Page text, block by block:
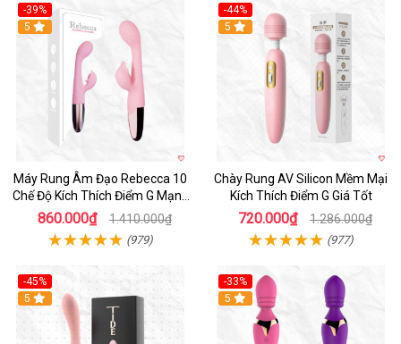
-39%
Hot
5
Máy Rung Âm Đạo Rebecca 10
Chế Độ Kích Thích Điểm G Mạnh
Mẽ
860.000₫ 1.410.000₫
(979)
-44%
Hot
5
Chày Rung AV Silicon Mềm Mại
Kích Thích Điểm G Giá Tốt
720.000₫ 1.286.000₫
(977)
-45%
Hot
5
-33%
Hot
5